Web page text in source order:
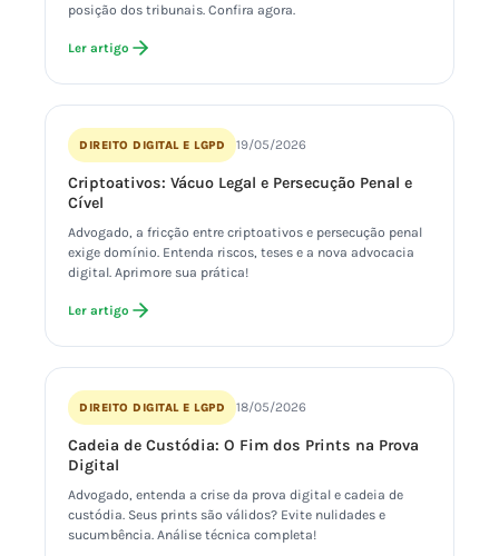
posição dos tribunais. Confira agora.
Ler artigo
DIREITO DIGITAL E LGPD 19/05/2026
Criptoativos: Vácuo Legal e Persecução Penal e
Cível
Advogado, a fricção entre criptoativos e persecução penal
exige domínio. Entenda riscos, teses e a nova advocacia
digital. Aprimore sua prática!
Ler artigo
DIREITO DIGITAL E LGPD 18/05/2026
Cadeia de Custódia: O Fim dos Prints na Prova
Digital
Advogado, entenda a crise da prova digital e cadeia de
custódia. Seus prints são válidos? Evite nulidades e
sucumbência. Análise técnica completa!